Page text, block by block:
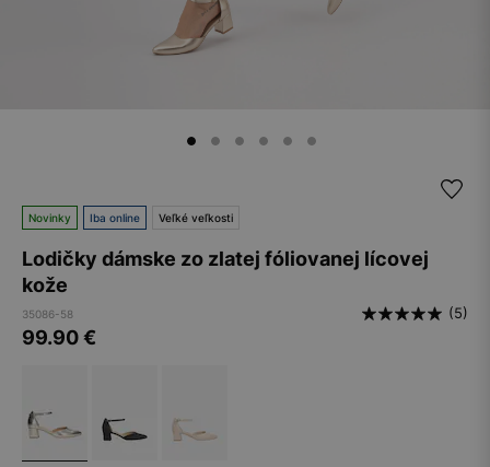
Novinky Iba online Veľké veľkosti
Lodičky dámske zo zlatej fóliovanej lícovej
kože
35086-58 (5)
99.90€